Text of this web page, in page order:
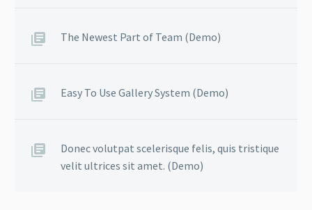
The Newest Part of Team (Demo)
Easy To Use Gallery System (Demo)
Donec volutpat scelerisque felis, quis tristique
velit ultrices sit amet. (Demo)